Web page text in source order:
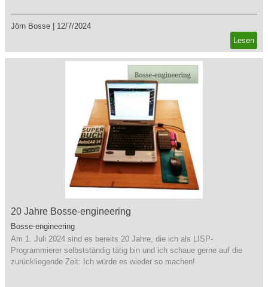
Jörn Bosse
12/7/2024
Lesen
20 Jahre Bosse-engineering
Bosse-engineering
Am 1. Juli 2024 sind es bereits 20 Jahre, die ich als LISP-
Programmierer selbstständig tätig bin und ich schaue gerne auf die
zurückliegende Zeit: Ich würde es wieder so machen!